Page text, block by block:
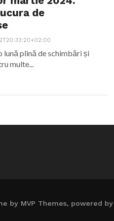
de
lună plină de schimbări și
multe...
by MVP Themes, powered by